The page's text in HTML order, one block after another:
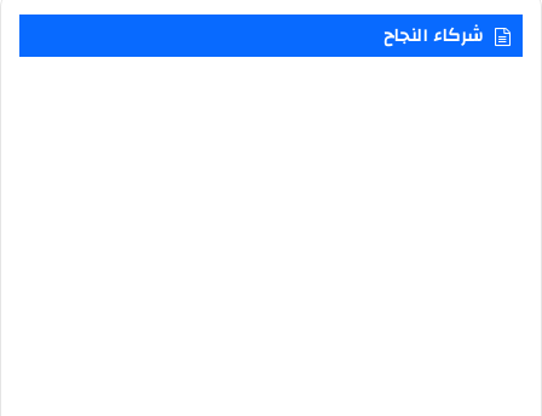
شركاء النجاح